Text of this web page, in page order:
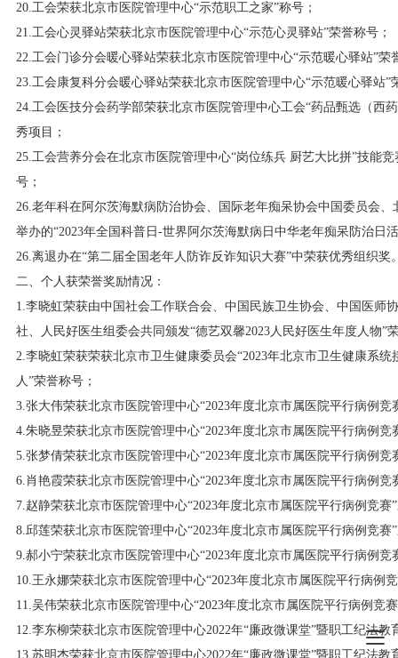
20.工会荣获北京市医院管理中心“示范职工之家”称号；
21.工会心灵驿站荣获北京市医院管理中心“示范心灵驿站”荣誉称号；
22.工会门诊分会暖心驿站荣获北京市医院管理中心“示范暖心驿站”荣
23.工会康复科分会暖心驿站荣获北京市医院管理中心“示范暖心驿站”
24.工会医技分会药学部荣获北京市医院管理中心工会“药品甄选（西
秀项目；
25.工会营养分会在北京市医院管理中心“岗位练兵 厨艺大比拼”技能
号；
26.老年科在阿尔茨海默病防治协会、国际老年痴呆协会中国委员会
举办的“2023年全国科普日-世界阿尔茨海默病日中华老年痴呆防治日
26.离退办在“第二届全国老年人防诈反诈知识大赛”中荣获优秀组织奖
二、个人获荣誉奖励情况：
1.李晓虹荣获由中国社会工作联合会、中国民族卫生协会、中国医师
社、人民好医生组委会共同颁发“德艺双馨2023人民好医生年度人物”
2.李晓虹荣获荣获北京市卫生健康委员会“2023年北京市卫生健康系
人”荣誉称号；
3.张大伟荣获北京市医院管理中心“2023年度北京市属医院平行病例竞
4.朱晓昱荣获北京市医院管理中心“2023年度北京市属医院平行病例竞
5.张梦倩荣获北京市医院管理中心“2023年度北京市属医院平行病例竞
6.肖艳霞荣获北京市医院管理中心“2023年度北京市属医院平行病例竞
7.赵静荣获北京市医院管理中心“2023年度北京市属医院平行病例竞赛
8.邱莲荣获北京市医院管理中心“2023年度北京市属医院平行病例竞赛
9.郝小宁荣获北京市医院管理中心“2023年度北京市属医院平行病例竞
10.王永娜荣获北京市医院管理中心“2023年度北京市属医院平行病例
11.吴伟荣获北京市医院管理中心“2023年度北京市属医院平行病例竞
12.李东柳荣获北京市医院管理中心2022年“廉政微课堂”暨职工纪法教
13.苏明杰荣获北京市医院管理中心2022年“廉政微课堂”暨职工纪法教